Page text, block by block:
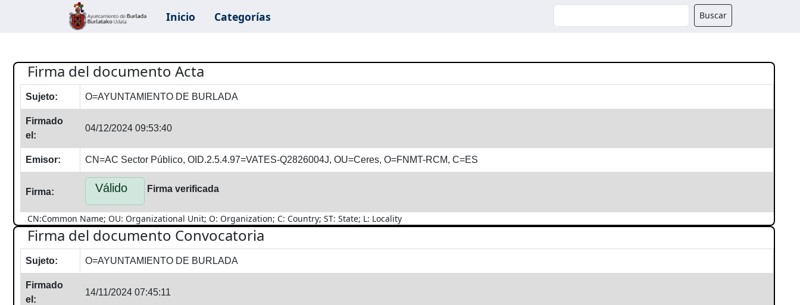
Inicio Categorías Buscador Buscar
Firma del documento Acta
Sujeto: O=AYUNTAMIENTO DE BURLADA
Firmado
el:
04/12/2024 09:53:40
Emisor: CN=AC Sector Público, OID.2.5.4.97=VATES-Q2826004J, OU=Ceres, O=FNMT-RCM, C=ES
Firma: Válido Firma verificada
CN:Common Name; OU: Organizational Unit; O: Organization; C: Country; ST: State; L: Locality
Firma del documento Convocatoria
Sujeto: O=AYUNTAMIENTO DE BURLADA
Firmado
el:
14/11/2024 07:45:11